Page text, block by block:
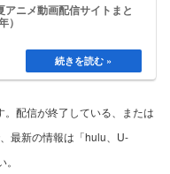
アニメ動画配信サイトまと
）
配信が終了している、または
最新の情報は「hulu、U-